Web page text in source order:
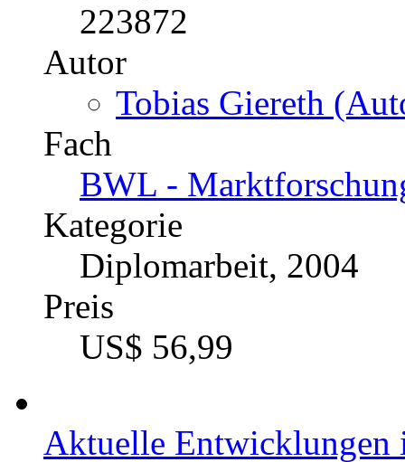
Katalognummer
223872
Autor
Fach
BWL -
Kategorie
Diplomarbeit, 2004
Preis